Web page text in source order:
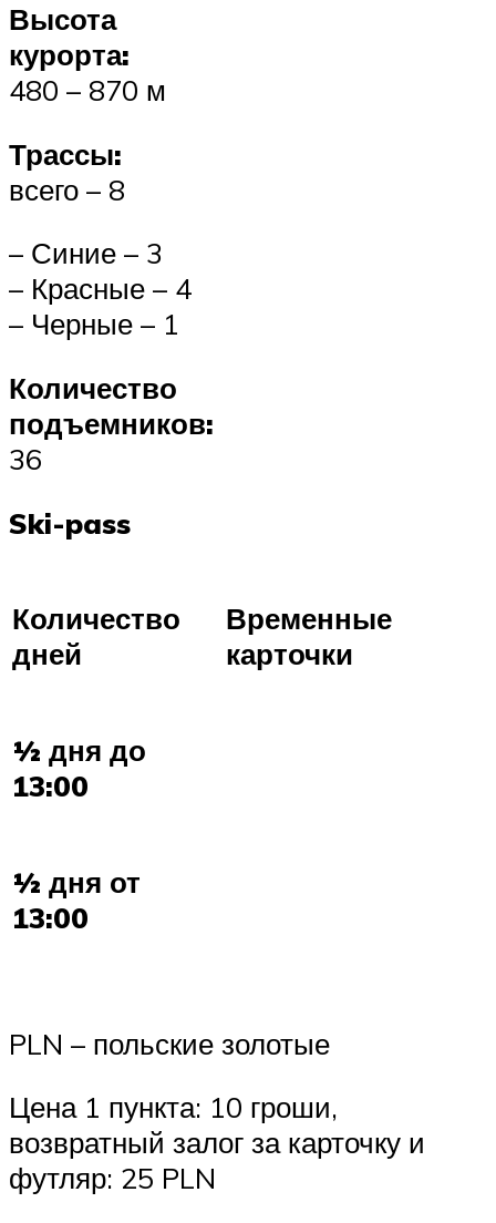
Высота
курорта:
480 – 870 м
Трассы:
всего – 8
– Синие – 3
– Красные – 4
– Черные – 1
Количество
подъемников:
36
Ski-pass
Количество
дней
Временные
карточки
½ дня до
13:00
½ дня от
13:00
PLN – польские золотые
Цена 1 пункта: 10 гроши,
возвратный залог за карточку и
футляр: 25 PLN